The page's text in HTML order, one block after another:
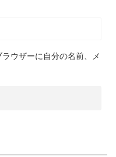
ウザーに自分の名前、メ